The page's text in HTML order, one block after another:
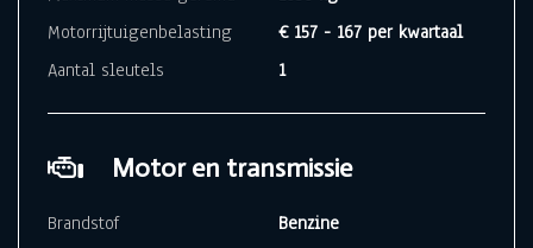
Motorrijtuigenbelasting
€ 157 - 167 per kwartaal
Aantal sleutels
1
Motor en transmissie
Brandstof
Benzine